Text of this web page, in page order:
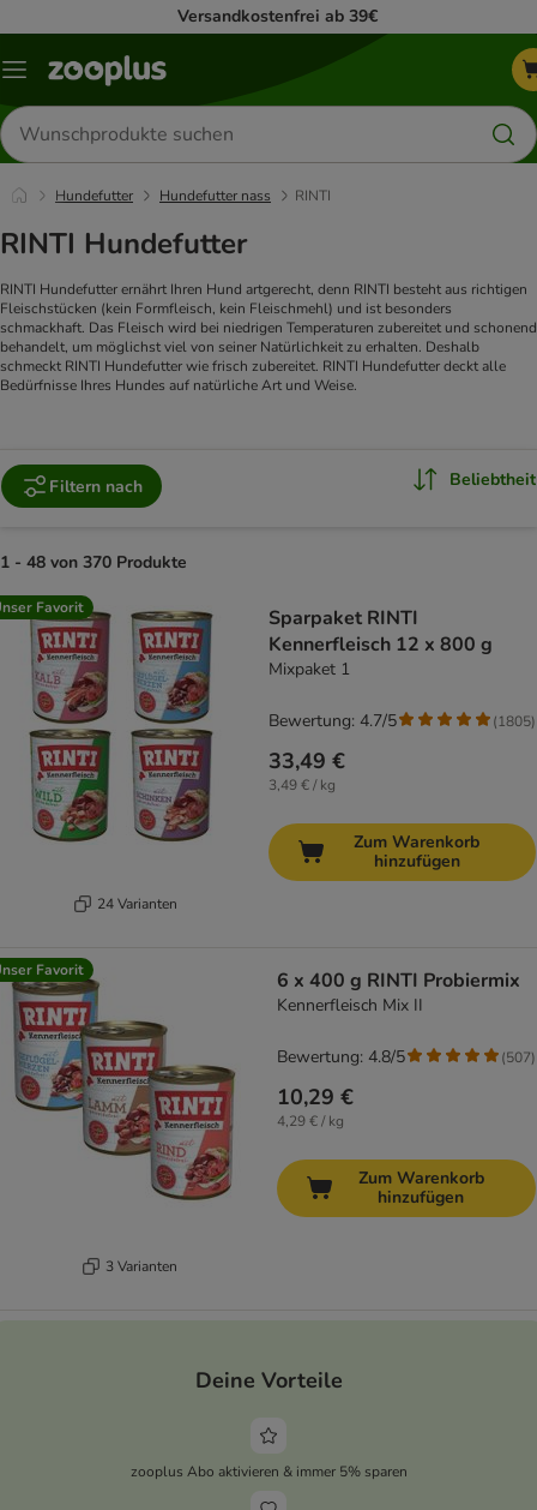
Versandkostenfrei ab 39€
Menü
Produkte
suchen
Hundefutter Hundefutter nass RINTI
RINTI Hundefutter
RINTI Hundefutter ernährt Ihren Hund artgerecht, denn RINTI besteht aus richtigen
Fleischstücken (kein Formfleisch, kein Fleischmehl) und ist besonders
schmackhaft. Das Fleisch wird bei niedrigen Temperaturen zubereitet und schonend
behandelt, um möglichst viel von seiner Natürlichkeit zu erhalten. Deshalb
schmeckt RINTI Hundefutter wie frisch zubereitet. RINTI Hundefutter deckt alle
Bedürfnisse Ihres Hundes auf natürliche Art und Weise.
Filtern nach Beliebtheit
1 - 48 von 370 Produkte
product items have been changed
Favorit
24 Varianten
Sparpaket RINTI
Kennerfleisch 12 x 800 g
Mixpaket 1
33,49 €
3,49 € / kg
Bewertung: 4.7/5 (1805)
Zum Warenkorb
hinzufügen
Favorit
3 Varianten
6 x 400 g RINTI Probiermix
Kennerfleisch Mix II
10,29 €
4,29 € / kg
Bewertung: 4.8/5 (507)
Zum Warenkorb
hinzufügen
Deine Vorteile
zooplus Abo aktivieren & immer 5% sparen